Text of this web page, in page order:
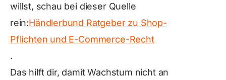
willst, schau bei dieser Quelle
rein:Händlerbund Ratgeber zu Shop-
Pflichten und E-Commerce-Recht
.
Das hilft dir, damit Wachstum nicht an